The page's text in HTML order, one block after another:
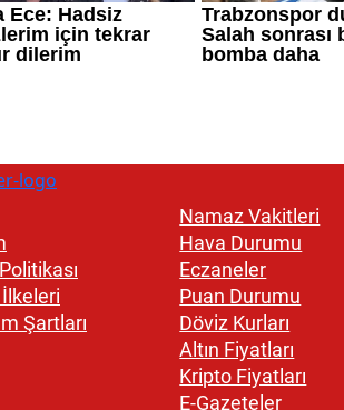
Şartları
Namaz Vakitleri
Hava Durumu
Eczaneler
Puan Durumu
Döviz Kurları
Altın Fiyatları
Kripto Fiyatları
E-Gazeteler